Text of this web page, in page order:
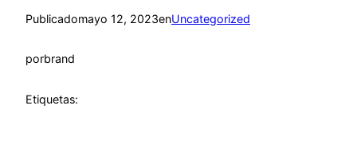
Publicadomayo 12, 2023enUncategorized
porbrand
Etiquetas: